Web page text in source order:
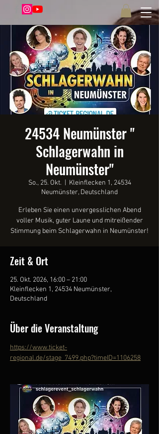
24534 Neumünster "
Schlagerwahn in
Neumünster"
So., 25. Okt.
  |
Kleinflecken 1, 24534
Neumünster, Deutschland
Erleben Sie einen unvergesslichen Abend
voller Musik, guter Laune und mitreißender
Stimmung beim Schlagerwahn in Neumünster!
Zeit & Ort
25. Okt. 2026, 16:00 – 21:00
Kleinflecken 1, 24534 Neumünster,
Deutschland
Über die Veranstaltung
https://www.ticket-
regional.de/stage_7499.php?timeID=1106258